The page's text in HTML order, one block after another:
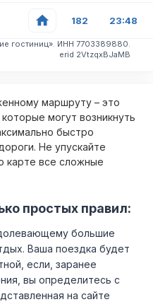
182 23:48
гостиниц». ИНН 7703389880.
erid 2VtzqxBJaMB
маршруту – это
могут возникнуть
быстро
Не упускайте
карте все сложные
простых правил:
большие
Ваша поездка будет
если, заранее
вы определитесь с
на сайте